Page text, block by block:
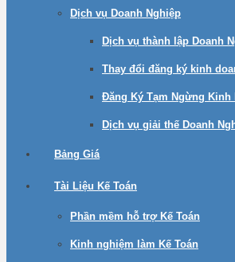
Dịch vụ Doanh Nghiệp
Dịch vụ thành lập Doanh
Thay đổi đăng ký kinh
Đăng Ký Tạm Ngừng Kinh
Dịch vụ giải thế Doanh
Bảng Giá
Tài Liệu Kế Toán
Phần mềm hỗ trợ Kế Toán
Kinh nghiệm làm Kế Toán